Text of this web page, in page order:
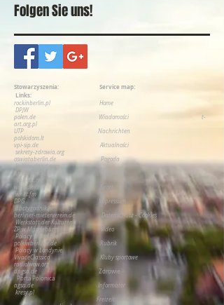
Folgen Sie uns!
Stowarzyszenia:
Service map:
Links:
rockinberlin.pl Home
DPJW
polen.de
Wiadomości
t-
art.org.pl
UTP
Nachrichten
polskidom.lt
vpi-sip.de
Aktualności
sekrety-zdrowia.org
oswiataberlin.de
Pogoda
linktopoland.com
polen-pl.eu
spk-int.org
wir-edition
Sport
wnet.fm
DPG
Impressum
abctygodnik.pl
berliner-mieterverein.de
Datenschutz - Cookies
Werkstatt der Kulturen
ZP w Magdeburgu
Video
Polacy w Berlinie
polkiwberlinie.de
Rubrik
Polacy w Londynie
VivaceClassico Kluby sportowe
radiolwow.org
dpgsa.de
Zdrowie
Porta Polonica
agsa.de
Informator
kresy.pl
Freizeit